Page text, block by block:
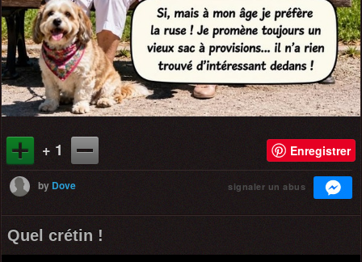
+ 1 Enregistrer
by Dove signaler un abus
Quel crétin !